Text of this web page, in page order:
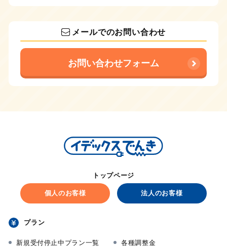
メールでのお問い合わせ
お問い合わせフォーム
トップページ
個人のお客様 法人のお客様
プラン
新規受付停止中プラン一覧 各種調整金